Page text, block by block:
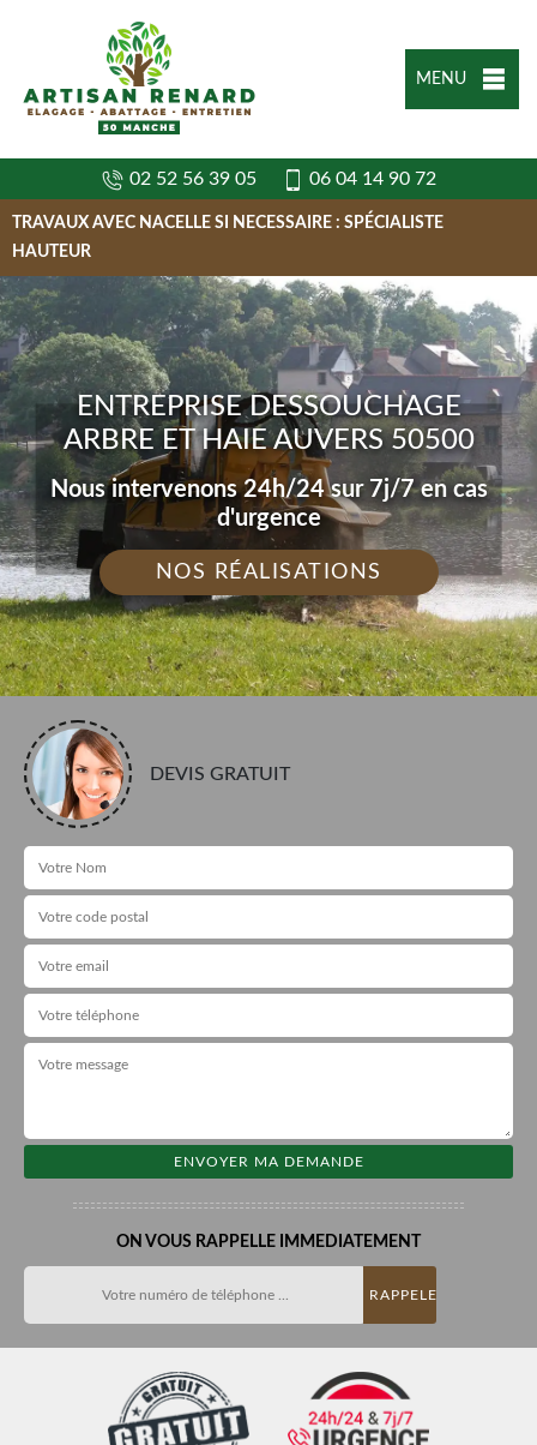
MENU
02 52 56 39 05 06 04 14 90 72
TRAVAUX AVEC NACELLE SI NECESSAIRE : SPÉCIALISTE
HAUTEUR
ENTREPRISE DESSOUCHAGE
ARBRE ET HAIE AUVERS 50500
Nous intervenons 24h/24 sur 7j/7 en cas
d'urgence
NOS RÉALISATIONS
DEVIS GRATUIT
ON VOUS RAPPELLE IMMEDIATEMENT